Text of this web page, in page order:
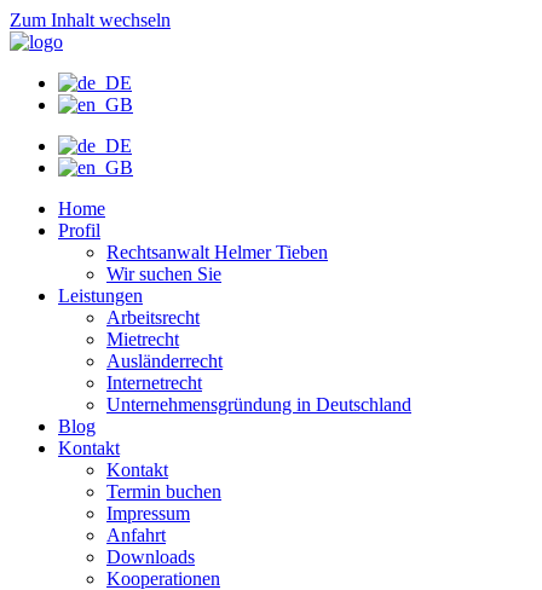
Zum Inhalt wechseln
Home
Profil
Rechtsanwalt Helmer Tieben
Wir suchen Sie
Leistungen
Arbeitsrecht
Mietrecht
Ausländerrecht
Internetrecht
Unternehmensgründung in Deutschland
Blog
Kontakt
Kontakt
Termin buchen
Impressum
Anfahrt
Downloads
Kooperationen